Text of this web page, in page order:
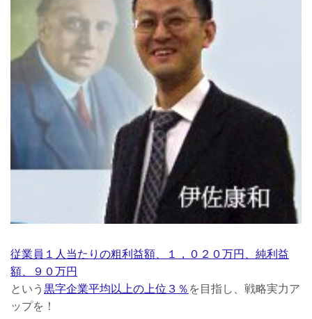
従業員１人当たりの粗利益額、１，０２０万円、純利益
額、９０万円
という 黒字企業平均以上の上位３％ を目指し、戦略実力ア
ップを！